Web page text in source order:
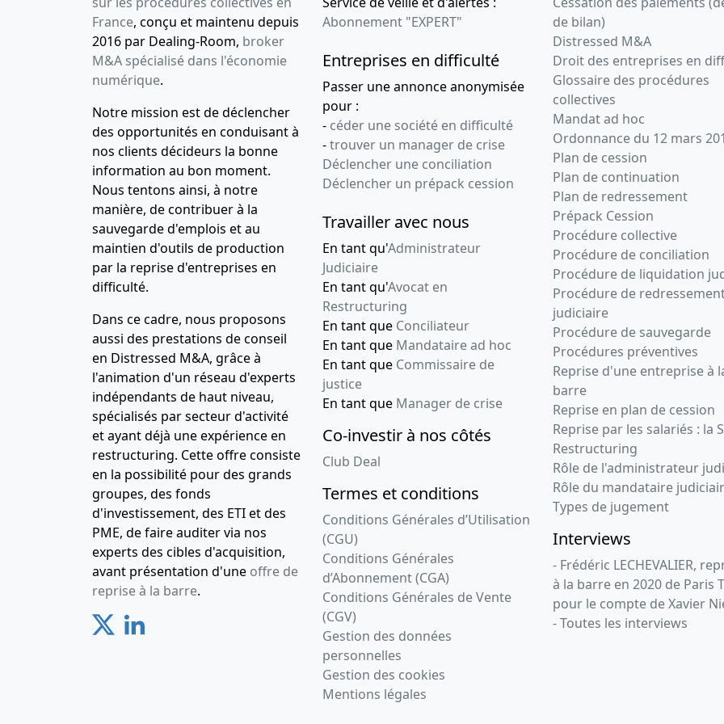
France, conçu et maintenu depuis
2016 par Dealing-Room, broker
M&A spécialisé dans l'économie
numérique.
Notre mission est de déclencher
des opportunités en conduisant à
nos clients décideurs la bonne
information au bon moment.
Nous tentons ainsi, à notre
manière, de contribuer à la
sauvegarde d'emplois et au
maintien d'outils de production
par la reprise d'entreprises en
difficulté.
Dans ce cadre, nous proposons
aussi des prestations de conseil
en Distressed M&A, grâce à
l'animation d'un réseau d'experts
indépendants de haut niveau,
spécialisés par secteur d'activité
et ayant déjà une expérience en
restructuring. Cette offre consiste
en la possibilité pour des grands
groupes, des fonds
d'investissement, des ETI et des
PME, de faire auditer via nos
experts des cibles d'acquisition,
avant présentation d'une offre de
reprise à la barre.
Abonnement "EXPERT"
Entreprises en difficulté
Passer une annonce anonymisée
pour :
- céder une société en difficulté
-trouver un manager de crise
Déclencher une conciliation
Déclencher un prépack cession
Travailler avec nous
En tant qu'Administrateur
Judiciaire
En tant qu'Avocat en
Restructuring
En tant que Conciliateur
En tant que Mandataire ad hoc
En tant que Commissaire de
justice
En tant que Manager de crise
Co-investir à nos côtés
Club Deal
Termes et conditions
Conditions Générales d’Utilisation
(CGU)
Conditions Générales
d’Abonnement (CGA)
Conditions Générales de Vente
(CGV)
Gestion des données
personnelles
Gestion des cookies
Mentions légales
de bilan)
Distressed M&A
Droit des entreprises en
Glossaire des procédures
collectives
Mandat ad hoc
Ordonnance du 12 mars
Plan de cession
Plan de continuation
Plan de redressement
Prépack Cession
Procédure collective
Procédure de conciliation
Procédure de liquidation
Procédure de
judiciaire
Procédure de sauvegarde
Procédures préventives
Reprise d'une entreprise à
barre
Reprise en plan de cession
Reprise par les salariés : la
Restructuring
Rôle de l'administrateur
Rôle du mandataire
Types de jugement
Interviews
- Frédéric LECHEVALIER,
à la barre en 2020 de Paris
pour le compte de Xavier
- Toutes les interviews